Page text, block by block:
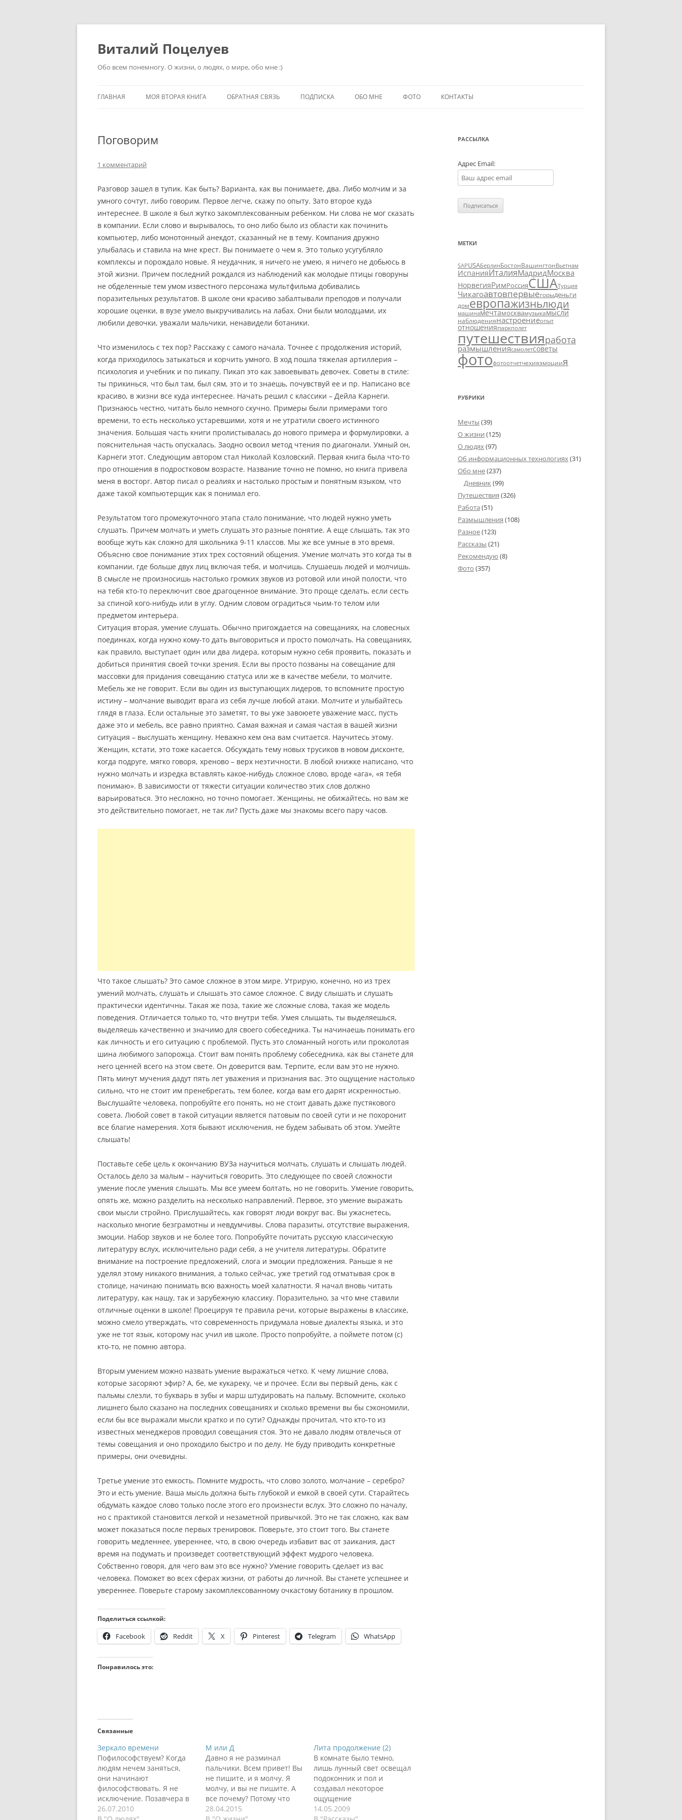
Перейти
Виталий Поцелуев
Обо всем понемногу. О жизни, о людях, о мире, обо мне :)
ГЛАВНАЯ МОЯ ВТОРАЯ КНИГА ОБРАТНАЯ СВЯЗЬ ПОДПИСКА ОБО МНЕ ФОТО КОНТАКТЫ
Поговорим
1 комментарий
Разговор зашел в тупик. Как быть? Варианта, как вы понимаете, два. Либо молчим и за
умного сочтут, либо говорим. Первое легче, скажу по опыту. Зато второе куда
интереснее. В школе я был жутко закомплексованным ребенком. Ни слова не мог сказать
в компании. Если слово и вырывалось, то оно либо было из области как починить
компьютер, либо монотонный анекдот, сказанный не в тему. Компания дружно
улыбалась и ставила на мне крест. Вы понимаете о чем я. Это только усугубляло
комплексы и порождало новые. Я неудачник, я ничего не умею, я ничего не добьюсь в
этой жизни. Причем последний рождался из наблюдений как молодые птицы говоруны
не обделенные тем умом известного персонажа мультфильма добивались
поразительных результатов. В школе они красиво забалтывали преподов и получали
хорошие оценки, в вузе умело выкручивались на лабах. Они были молодцами, их
любили девочки, уважали мальчики, ненавидели ботаники.
Что изменилось с тех пор? Расскажу с самого начала. Точнее с продолжения историй,
когда приходилось затыкаться и корчить умного. В ход пошла тяжелая артиллерия –
психология и учебник и по пикапу. Пикап это как завоевывать девочек. Советы в стиле:
ты прикинься, что был там, был сям, это и то знаешь, почувствуй ее и пр. Написано все
красиво, в жизни все куда интереснее. Начать решил с классики – Дейла Карнеги.
Признаюсь честно, читать было немного скучно. Примеры были примерами того
времени, то есть несколько устаревшими, хотя и не утратили своего истинного
значения. Большая часть книги пролистывалась до нового примера и формулировки, а
пояснительная часть опускалась. Заодно освоил метод чтения по диагонали. Умный он,
Карнеги этот. Следующим автором стал Николай Козловский. Первая книга была что-то
про отношения в подростковом возрасте. Название точно не помню, но книга привела
меня в восторг. Автор писал о реалиях и настолько простым и понятным языком, что
даже такой компьютерщик как я понимал его.
Результатом того промежуточного этапа стало понимание, что людей нужно уметь
слушать. Причем молчать и уметь слушать это разные понятие. А еще слышать, так это
вообще жуть как сложно для школьника 9-11 классов. Мы же все умные в это время.
Объясню свое понимание этих трех состояний общения. Умение молчать это когда ты в
компании, где больше двух лиц включая тебя, и молчишь. Слушаешь людей и молчишь.
В смысле не произносишь настолько громких звуков из ротовой или иной полости, что
на тебя кто-то переключит свое драгоценное внимание. Это проще сделать, если сесть
за спиной кого-нибудь или в углу. Одним словом оградиться чьим-то телом или
предметом интерьера.
Ситуация вторая, умение слушать. Обычно пригождается на совещаниях, на словесных
поединках, когда нужно кому-то дать выговориться и просто помолчать. На совещаниях,
как правило, выступает один или два лидера, которым нужно себя проявить, показать и
добиться принятия своей точки зрения. Если вы просто позваны на совещание для
массовки для придания совещанию статуса или же в качестве мебели, то молчите.
Мебель же не говорит. Если вы один из выступающих лидеров, то вспомните простую
истину – молчание выводит врага из себя лучше любой атаки. Молчите и улыбайтесь
глядя в глаза. Если остальные это заметят, то вы уже завоюете уважение масс, пусть
даже это и мебель, все равно приятно. Самая важная и самая частая в вашей жизни
ситуация – выслушать женщину. Неважно кем она вам считается. Научитесь этому.
Женщин, кстати, это тоже касается. Обсуждать тему новых трусиков в новом дисконте,
когда подруге, мягко говоря, хреново – верх неэтичности. В любой книжке написано, что
нужно молчать и изредка вставлять какое-нибудь сложное слово, вроде «ага», «я тебя
понимаю». В зависимости от тяжести ситуации количество этих слов должно
варьироваться. Это несложно, но точно помогает. Женщины, не обижайтесь, но вам же
это действительно помогает, не так ли? Пусть даже мы знакомы всего пару часов.
Что такое слышать? Это самое сложное в этом мире. Утрирую, конечно, но из трех
умений молчать, слушать и слышать это самое сложное. С виду слышать и слушать
практически идентичны. Такая же поза, такие же сложные слова, такая же модель
поведения. Отличается только то, что внутри тебя. Умея слышать, ты выделяешься,
выделяешь качественно и значимо для своего собеседника. Ты начинаешь понимать его
как личность и его ситуацию с проблемой. Пусть это сломанный ноготь или проколотая
шина любимого запорожца. Стоит вам понять проблему собеседника, как вы станете для
него ценней всего на этом свете. Он доверится вам. Терпите, если вам это не нужно.
Пять минут мучения дадут пять лет уважения и признания вас. Это ощущение настолько
сильно, что не стоит им пренебрегать, тем более, когда вам его дарят искренностью.
Выслушайте человека, попробуйте его понять, но не стоит давать даже пустякового
совета. Любой совет в такой ситуации является патовым по своей сути и не похоронит
все благие намерения. Хотя бывают исключения, не будем забывать об этом. Умейте
слышать!
Поставьте себе цель к окончанию ВУЗа научиться молчать, слушать и слышать людей.
Осталось дело за малым – научиться говорить. Это следующее по своей сложности
умение после умения слышать. Мы все умеем болтать, но не говорить. Умение говорить,
опять же, можно разделить на несколько направлений. Первое, это умение выражать
свои мысли стройно. Прислушайтесь, как говорят люди вокруг вас. Вы ужаснетесь,
насколько многие безграмотны и невдумчивы. Слова паразиты, отсутствие выражения,
эмоции. Набор звуков и не более того. Попробуйте почитать русскую классическую
литературу вслух, исключительно ради себя, а не учителя литературы. Обратите
внимание на построение предложений, слога и эмоции предложения. Раньше я не
уделял этому никакого внимания, а только сейчас, уже третий год отматывая срок в
столице, начинаю понимать всю важность моей халатности. Я начал вновь читать
литературу, как нашу, так и зарубежную классику. Поразительно, за что мне ставили
отличные оценки в школе! Проецируя те правила речи, которые выражены в классике,
можно смело утверждать, что современность придумала новые диалекты языка, и это
уже не тот язык, которому нас учил ив школе. Просто попробуйте, а поймете потом (с)
кто-то, не помню автора.
Вторым умением можно назвать умение выражаться четко. К чему лишние слова,
которые засоряют эфир? А, бе, ме кукареку, че и прочее. Если вы первый день, как с
пальмы слезли, то букварь в зубы и марш штудировать на пальму. Вспомните, сколько
лишнего было сказано на последних совещаниях и сколько времени вы бы сэкономили,
если бы все выражали мысли кратко и по сути? Однажды прочитал, что кто-то из
известных менеджеров проводил совещания стоя. Это не давало людям отвлечься от
темы совещания и оно проходило быстро и по делу. Не буду приводить конкретные
примеры, они очевидны.
Третье умение это емкость. Помните мудрость, что слово золото, молчание – серебро?
Это и есть умение. Ваша мысль должна быть глубокой и емкой в своей сути. Старайтесь
обдумать каждое слово только после этого его произнести вслух. Это сложно по началу,
но с практикой становится легкой и незаметной привычкой. Это не так сложно, как вам
может показаться после первых тренировок. Поверьте, это стоит того. Вы станете
говорить медленнее, увереннее, что, в свою очередь избавит вас от заикания, даст
время на подумать и произведет соответствующий эффект мудрого человека.
Собственно говоря, для чего вам это все нужно? Умение говорить сделает из вас
человека. Поможет во всех сферах жизни, от работы до личной. Вы станете успешнее и
увереннее. Поверьте старому закомплексованному очкастому ботанику в прошлом.
Поделиться ссылкой:
Facebook Reddit X Pinterest Telegram WhatsApp
Понравилось это:
Связанные
Зеркало времени
Пофилософствуем? Когда
людям нечем заняться,
они начинают
философствовать. Я не
исключение. Позавчера в
гостях увидел религиозную
26.07.2010
М или Д
Давно я не разминал
пальчики. Всем привет! Вы
не пишите, и я молчу. Я
молчу, и вы не пишите. А
все почему? Потому что
бутерброд надо колбасой
28.04.2015
Лита продолжение (2)
В комнате было темно,
лишь лунный свет освещал
подоконник и пол и
создавал некоторое
ощущение
таинственности. Сэм
14.05.2009
РАССЫЛКА
Адрес Email:
МЕТКИ
SAPUSAБерлинБостонВашингтонВьетнам
ИспанияИталияМадридМосква
НорвегияРимРоссияСШАТурция
Чикагоавтовпервыегорыденьги
домевропажизньлюди
машинамечтамосквамузыкамысли
наблюдениянастроениеопыт
отношенияпаркполет
путешествияработа
размышлениясамолетсоветы
фотофотоотчетчехияэмоциия
РУБРИКИ
Мечты (39)
О жизни (125)
О людях(97)
Об информационных технологиях(31)
Обо мне(237)
Дневник(99)
Путешествия (326)
Работа (51)
Размышления (108)
Разное(123)
Рассказы (21)
Рекомендую (8)
Фото (357)